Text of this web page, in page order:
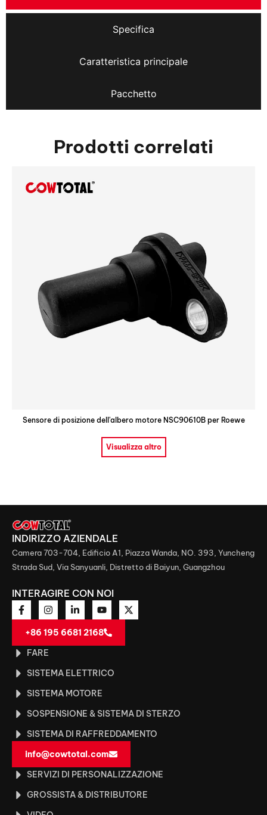
Specifica
Caratteristica principale
Pacchetto
Prodotti correlati
Sensore di posizione dell'albero motore NSC90610B per Roewe
Visualizza altro
INDIRIZZO AZIENDALE
Camera 703-704, Edificio A1, Piazza Wanda, NO. 393, Yuncheng
Strada Sud, Via Sanyuanli, Distretto di Baiyun, Guangzhou
INTERAGIRE CON NOI
+86 195 6681 2168
FARE
SISTEMA ELETTRICO
SISTEMA MOTORE
SOSPENSIONE & SISTEMA DI STERZO
SISTEMA DI RAFFREDDAMENTO
info@cowtotal.com
SERVIZI DI PERSONALIZZAZIONE
GROSSISTA & DISTRIBUTORE